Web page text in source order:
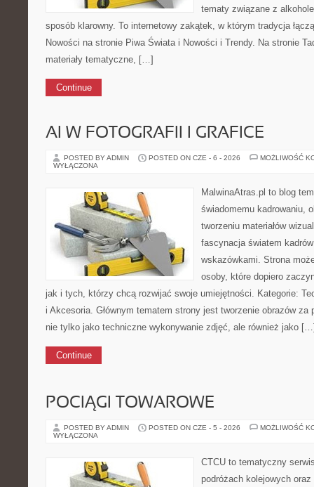
tematy związane z
sposób klarowny. To internetowy zakątek, w którym tradycja
Nowości na stronie Piwa Świata i Nowości i Trendy. Na stronie
materiały tematyczne, […]
Continue
AI W FOTOGRAFII I GRAFICE
POSTED BY ADMIN POSTED ON CZE - 6 - 2026
MOŻLIWOŚĆ
WYŁĄCZONA
MalwinaAtras.pl to blog
świadomemu kadrowaniu,
tworzeniu materiałów
fascynacja światem
wskazówkami. Strona
osoby, które dopiero
jak i tych, którzy chcą rozwijać swoje umiejętności. Kategorie:
i Akcesoria. Głównym tematem strony jest tworzenie obrazów za
nie tylko jako techniczne wykonywanie zdjęć, ale również jako
Continue
POCIĄGI TOWAROWE
POSTED BY ADMIN POSTED ON CZE - 5 - 2026
MOŻLIWOŚĆ
WYŁĄCZONA
CTCU to tematyczny
podróżach kolejowych